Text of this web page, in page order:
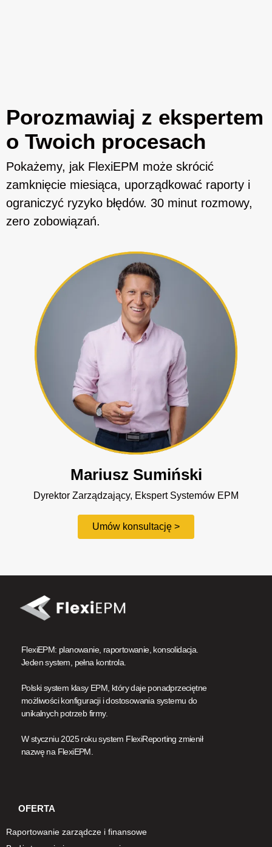
Porozmawiaj z ekspertem
o Twoich procesach
Pokażemy, jak FlexiEPM może skrócić
zamknięcie miesiąca, uporządkować raporty i
ograniczyć ryzyko błędów. 30 minut rozmowy,
zero zobowiązań.
Mariusz Sumiński
Dyrektor Zarządzający, Ekspert Systemów EPM
Umów konsultację >
FlexiEPM: planowanie, raportowanie, konsolidacja.
Jeden system, pełna kontrola.
Polski system klasy EPM, który daje ponadprzeciętne
możliwości konfiguracji i dostosowania systemu do
unikalnych potrzeb firmy.
W styczniu 2025 roku system FlexiReporting zmienił
nazwę na FlexiEPM.
OFERTA
Raportowanie zarządcze i finansowe